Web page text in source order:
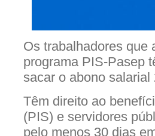
Os trabalhadores que
programa PIS-Pasep
sacar o abono
Têm direito ao
(PIS) e servidores
pelo menos 30 dias